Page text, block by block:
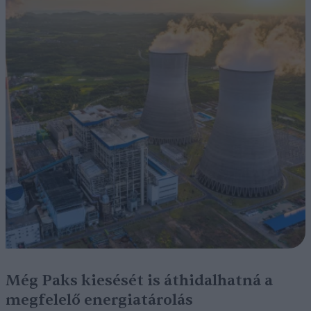
Még Paks kiesését is áthidalhatná a
megfelelő energiatárolás